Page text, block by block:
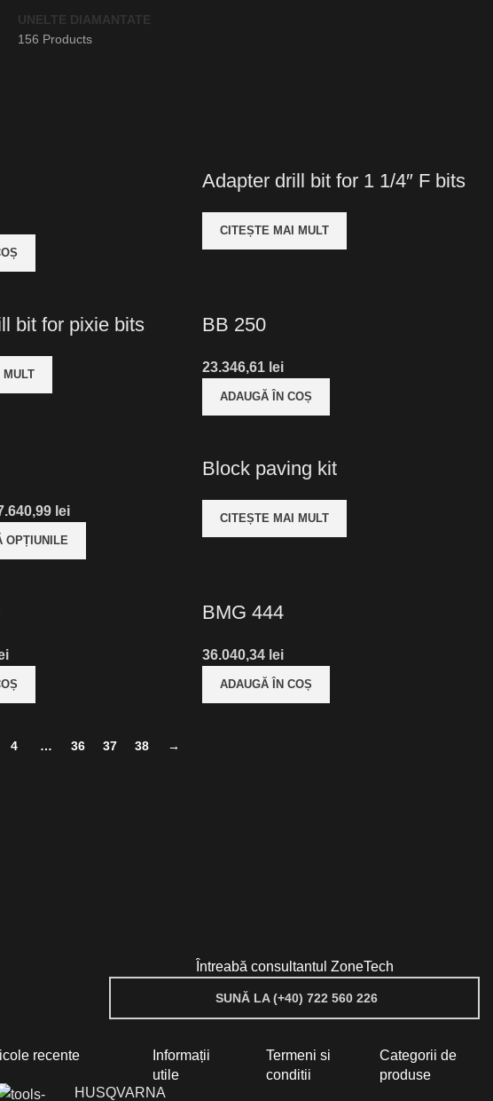
UNELTE DIAMANTATE
156 Products
Adapter drill bit for 1 1/4″ F bits
CITEȘTE MAI MULT
bit for pixie bits BB 250
23.346,61 lei
ADAUGĂ ÎN COȘ
leiInterval
OPȚIUNILE
Block paving kit
CITEȘTE MAI MULT
BMG 444
36.040,34 lei
ADAUGĂ ÎN COȘ
4 … 36 37 38 →
Întreabă consultantul ZoneTech
SUNĂ LA (+40) 722 560 226
recente
HUSQVARNA
Informații
utile
Termeni si
conditii
Categorii de
produse